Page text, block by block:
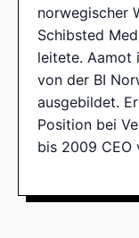
norwegischer
Schibsted
leitete. Aamot
von der BI
ausgebildet.
Position bei
bis 2009 CEO